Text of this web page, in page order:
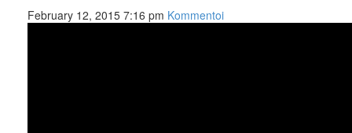
February 12, 2015 7:16 pm Kommentoi